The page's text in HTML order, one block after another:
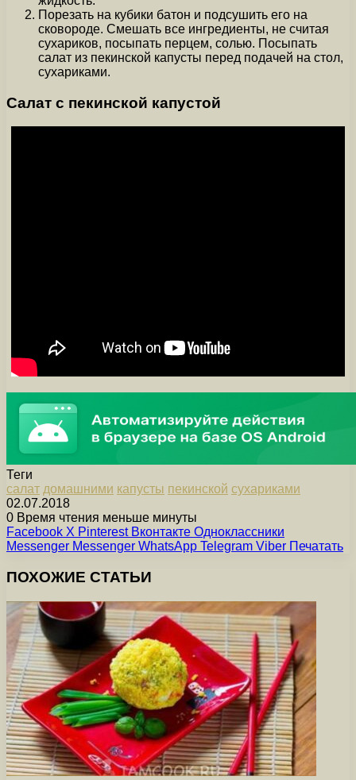
Порезать на кубики батон и подсушить его на
сковороде. Смешать все ингредиенты, не считая
сухариков, посыпать перцем, солью. Посыпать
салат из пекинской капусты перед подачей на стол,
сухариками.
Салат с пекинской капустой
Теги
cалат домашними капусты пекинской сухариками
02.07.2018
0 Время чтения меньше минуты
Facebook X Pinterest Вконтакте Одноклассники
Messenger Messenger WhatsApp Telegram Viber Печатать
ПОХОЖИЕ СТАТЬИ